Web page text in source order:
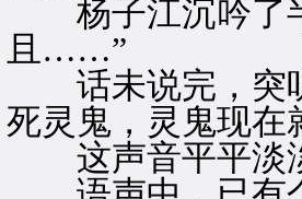
杨子江沉吟了半
且……”
话未说完，突听
死灵鬼，灵鬼现在
这声音平平淡淡